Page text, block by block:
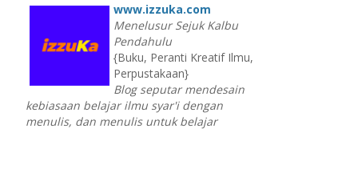
www.izzuka.com
Menelusur Sejuk Kalbu
Pendahulu
{Buku, Peranti Kreatif Ilmu,
Perpustakaan}
Blog seputar mendesain
kebiasaan belajar ilmu syar'i dengan
menulis, dan menulis untuk belajar